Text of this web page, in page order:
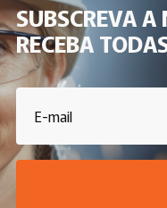
SUBSCREVA A
RECEBA